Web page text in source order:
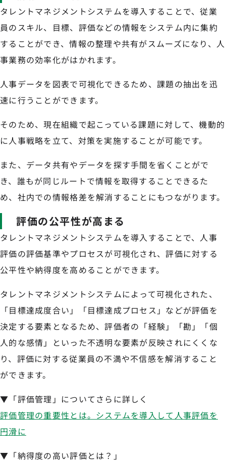
タレントマネジメントシステムを導入することで、従業
員のスキル、目標、評価などの情報をシステム内に集約
することができ、情報の整理や共有がスムーズになり、人
事業務の効率化がはかれます。
人事データを図表で可視化できるため、課題の抽出を迅
速に行うことができます。
そのため、現在組織で起こっている課題に対して、機動的
に人事戦略を立て、対策を実施することが可能です。
また、データ共有やデータを探す手間を省くことがで
き、誰もが同じルートで情報を取得することできるた
め、社内での情報格差を解消することにもつながります。
評価の公平性が高まる
タレントマネジメントシステムを導入することで、人事
評価の評価基準やプロセスが可視化され、評価に対する
公平性や納得度を高めることができます。
タレントマネジメントシステムによって可視化された、
「目標達成度合い」「目標達成プロセス」などが評価を
決定する要素となるため、評価者の「経験」「勘」「個
人的な感情」といった不透明な要素が反映されにくくな
り、評価に対する従業員の不満や不信感を解消すること
ができます。
▼「評価管理」についてさらに詳しく
評価管理の重要性とは。システムを導入して人事評価を
円滑に
▼「納得度の高い評価とは？」